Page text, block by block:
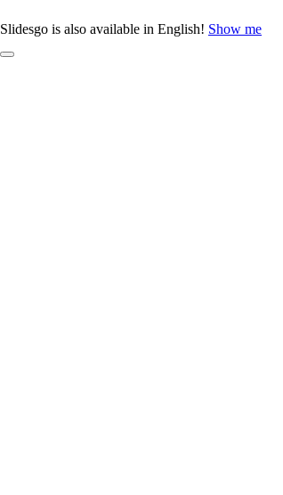
Slidesgo is also available in English! Show me